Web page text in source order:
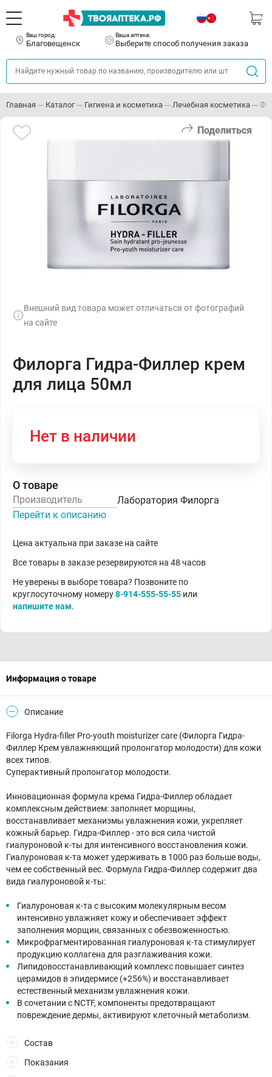
Ваш город:
Благовещенск
Ваша аптека:
Выберите способ получения заказа
Главная Каталог Гигиена и косметика Лечебная косметика
Поделиться
Внешний вид товара может отличаться от фотографий
на сайте
Филорга Гидра-Филлер крем
для лица 50мл
Нет в наличии
О товаре
Производитель
Лаборатория Филорга
Перейти к описанию
Цена актуальна при заказе на сайте
Все товары в заказе резервируются на 48 часов
Не уверены в выборе товара? Позвоните по
круглосуточному номеру8-914-555-55-55 или
напишите нам.
Информация о товаре
Описание
Filorga Hydra-filler Pro-youth moisturizer care (Филорга Гидра-
Филлер Крем увлажняющий пролонгатор молодости) для кожи
всех типов.
Суперактивный пролонгатор молодости.
Инновационная формула крема Гидра-Филлер обладает
комплексным действием: заполняет морщины,
восстанавливает механизмы увлажнения кожи, укрепляет
кожный барьер. Гидра-Филлер - это вся сила чистой
гиалуроновой к-ты для интенсивного восстановления кожи.
Гиалуроновая к-та может удерживать в 1000 раз больше воды,
чем ее собственный вес. Формула Гидра-Филлер содержит два
вида гиалуроновой к-ты:
Гиалуроновая к-та с высоким молекулярным весом
интенсивно увлажняет кожу и обеспечивает эффект
заполнения морщин, связанных с обезвоженностью.
Микрофрагментированная гиалуроновая к-та стимулирует
продукцию коллагена для разглаживания кожи.
Липидовосстанавливающий комплекс повышает синтез
церамидов в эпидермисе (+256%) и восстанавливает
естественный механизм увлажнения кожи.
В сочетании с NCTF, компоненты предотвращают
повреждение дермы, активируют клеточный метаболизм.
Состав
Показания